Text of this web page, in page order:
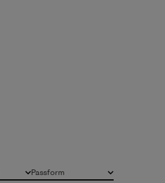
Passform
Alle